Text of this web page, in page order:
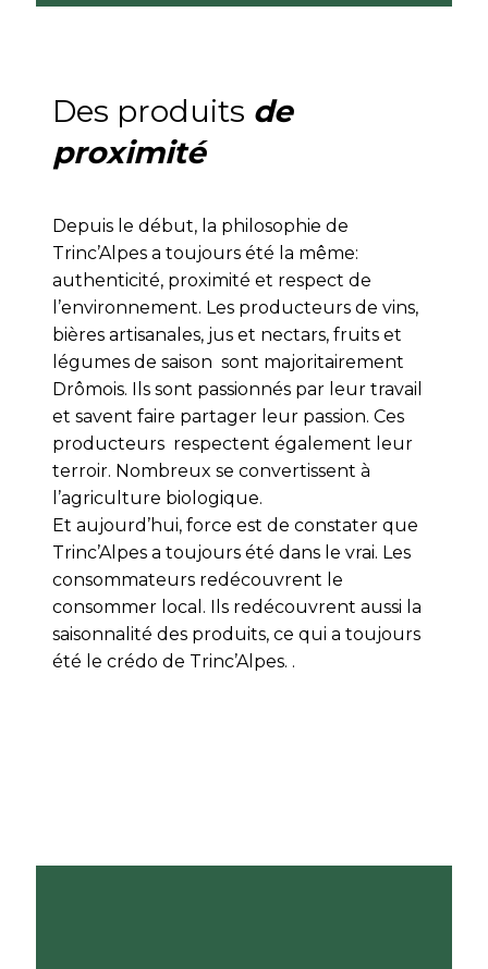
Des produits de
proximité
Depuis le début, la philosophie de
Trinc’Alpes a toujours été la même:
authenticité, proximité et respect de
l’environnement. Les producteurs de vins,
bières artisanales, jus et nectars, fruits et
légumes de saison sont majoritairement
Drômois. Ils sont passionnés par leur travail
et savent faire partager leur passion. Ces
producteurs respectent également leur
terroir. Nombreux se convertissent à
l’agriculture biologique.
Et aujourd’hui, force est de constater que
Trinc’Alpes a toujours été dans le vrai. Les
consommateurs redécouvrent le
consommer local. Ils redécouvrent aussi la
saisonnalité des produits, ce qui a toujours
été le crédo de Trinc’Alpes. .